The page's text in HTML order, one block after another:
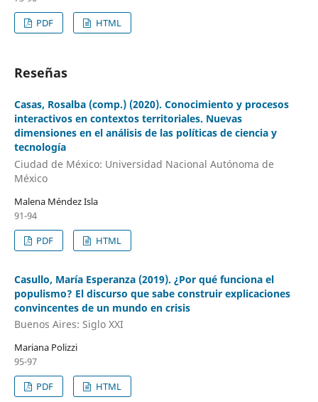
PDF
HTML
Reseñas
Casas, Rosalba (comp.) (2020). Conocimiento y procesos
interactivos en contextos territoriales. Nuevas
dimensiones en el análisis de las políticas de ciencia y
tecnología
Ciudad de México: Universidad Nacional Autónoma de
México
Malena Méndez Isla
91-94
PDF
HTML
Casullo, María Esperanza (2019). ¿Por qué funciona el
populismo? El discurso que sabe construir explicaciones
convincentes de un mundo en crisis
Buenos Aires: Siglo XXI
Mariana Polizzi
95-97
PDF
HTML